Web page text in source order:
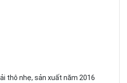
thô nhẹ, sản xuất năm 2016